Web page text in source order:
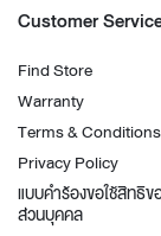
Customer
Find Store
Warranty
Terms & Conditions
Privacy Policy
แบบคำร้องขอใช้สิทธิข
ส่วนบุคคล